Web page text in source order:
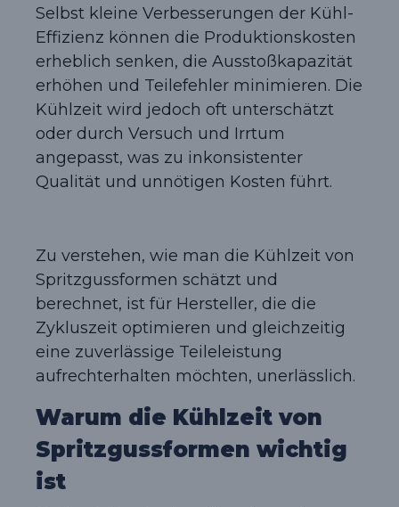
Selbst kleine Verbesserungen der Kühl-
Effizienz können die Produktionskosten
erheblich senken, die Ausstoßkapazität
erhöhen und Teilefehler minimieren. Die
Kühlzeit wird jedoch oft unterschätzt
oder durch Versuch und Irrtum
angepasst, was zu inkonsistenter
Qualität und unnötigen Kosten führt.
Zu verstehen, wie man die Kühlzeit von
Spritzgussformen schätzt und
berechnet, ist für Hersteller, die die
Zykluszeit optimieren und gleichzeitig
eine zuverlässige Teileleistung
aufrechterhalten möchten, unerlässlich.
Warum die Kühlzeit von
Spritzgussformen wichtig
ist